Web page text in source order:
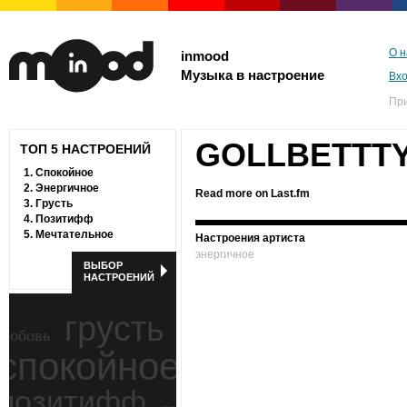
inmood
Музыка в настроение
О
ТОП 5 НАСТРОЕНИЙ
1. Спокойное
2. Энергичное
3. Грусть
4. Позитифф
5. Мечтательное
ВЫБОР
НАСТРОЕНИЙ
грусть
Read more on Last.fm
Настроения артиста
энергичное